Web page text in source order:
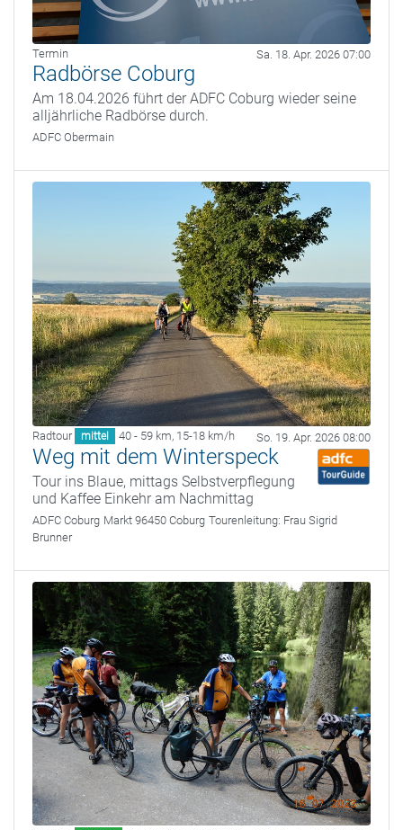
Termin Sa. 18. Apr. 2026 07:00
Radbörse Coburg
Am 18.04.2026 führt der ADFC Coburg wieder seine
alljährliche Radbörse durch.
ADFC Obermain
Radtour mittel 40 - 59 km, 15-18 km/h So. 19. Apr. 2026 08:00
Weg mit dem Winterspeck
Tour ins Blaue, mittags Selbstverpflegung
und Kaffee Einkehr am Nachmittag
ADFC Coburg Markt 96450 Coburg Tourenleitung: Frau Sigrid
Brunner